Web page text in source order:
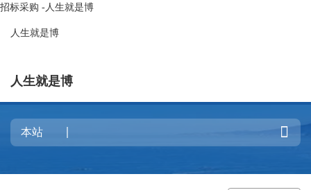
招标采购 -人生就是博
人生就是博
人生就是博
